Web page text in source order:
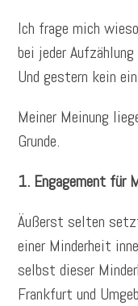
Ich frage mich
bei jeder
Und gestern kein
Meiner Meinung
Grunde.
1. Engagement für
Äußerst selten
einer Minderheit
selbst dieser
Frankfurt und